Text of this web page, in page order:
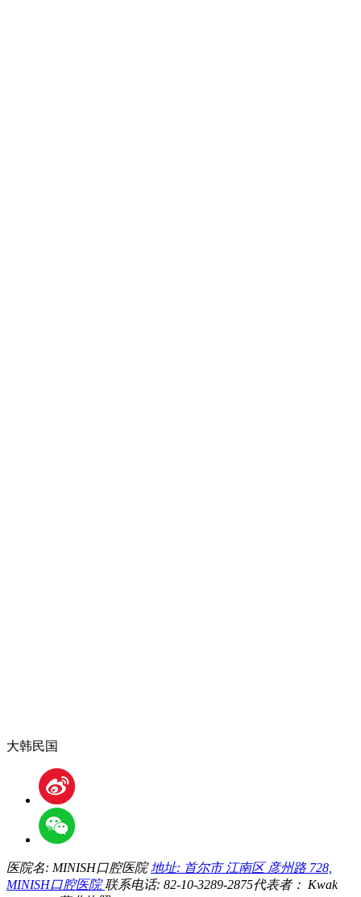
大韩民国
医院名: MINISH口腔医院 地址: 首尔市 江南区 彦州路 728,
MINISH口腔医院联系电话: 82-10-3289-2875代表者： Kwak